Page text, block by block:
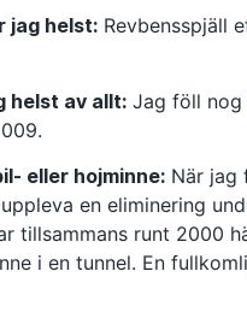
jag helst: Revbensspjäll
helst av allt: Jag föll
eller hojminne: När jag
en eliminering
tillsammans runt 2000
i en tunnel. En